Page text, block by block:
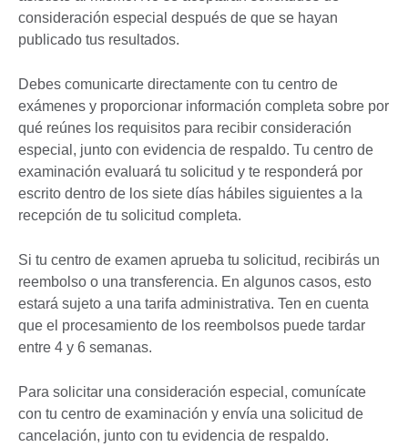
consideración especial después de que se hayan
publicado tus resultados.
Debes comunicarte directamente con tu centro de
exámenes y proporcionar información completa sobre por
qué reúnes los requisitos para recibir consideración
especial, junto con evidencia de respaldo. Tu centro de
examinación evaluará tu solicitud y te responderá por
escrito dentro de los siete días hábiles siguientes a la
recepción de tu solicitud completa.
Si tu centro de examen aprueba tu solicitud, recibirás un
reembolso o una transferencia. En algunos casos, esto
estará sujeto a una tarifa administrativa. Ten en cuenta
que el procesamiento de los reembolsos puede tardar
entre 4 y 6 semanas.
Para solicitar una consideración especial, comunícate
con tu centro de examinación y envía una solicitud de
cancelación, junto con tu evidencia de respaldo.